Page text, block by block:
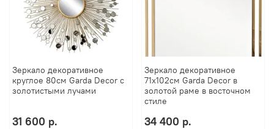
Зеркало декоративное
круглое 80см Garda Decor с
золотистыми лучами
31 600 р.
Зеркало декоративное
71x102см Garda Decor в
золотой раме в восточном
стиле
34 400 р.